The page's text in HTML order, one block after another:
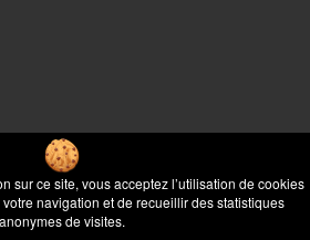
sur ce site, vous acceptez l’utilisation de cookies
navigation et de recueillir des statistiques
anonymes de visites.